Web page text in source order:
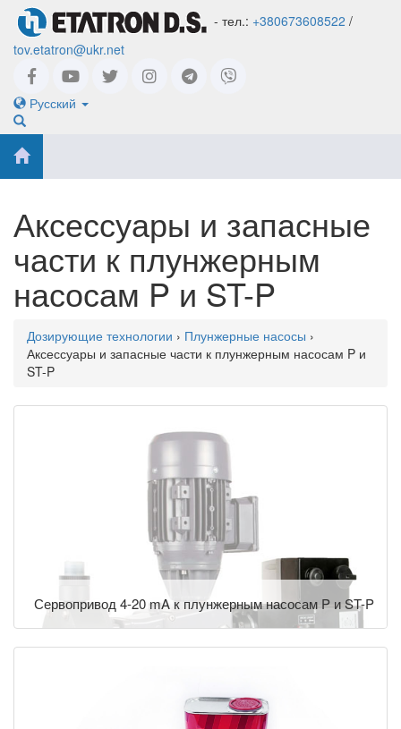
- тел.: +380673608522 /
tov.etatron@ukr.net
Русский
Аксессуары и запасные
части к плунжерным
насосам P и ST-P
Дозирующие технологии › Плунжерные насосы ›
Аксессуары и запасные части к плунжерным насосам P и
ST-P
Сервопривод 4-20 mA к плунжерным насосам P и ST-P